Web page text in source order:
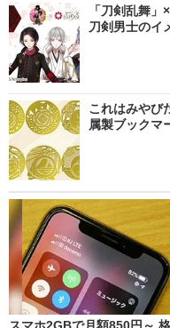
「刀剣乱舞
刀剣男士のイ
これはみやび
属製ブックマ